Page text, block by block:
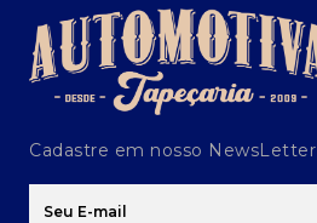
Cadastre em nosso NewsLetter